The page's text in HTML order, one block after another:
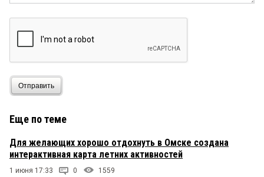
Отправить
Еще по теме
Для желающих хорошо отдохнуть в Омске создана
интерактивная карта летних активностей
1 июня 17:33 0 1559